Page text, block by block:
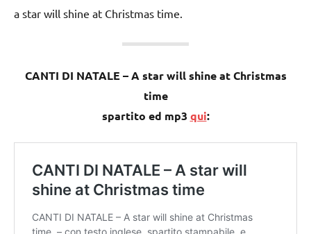
a star will shine at Christmas time.
CANTI DI NATALE – A star will shine at Christmas
time
spartito ed mp3 qui: